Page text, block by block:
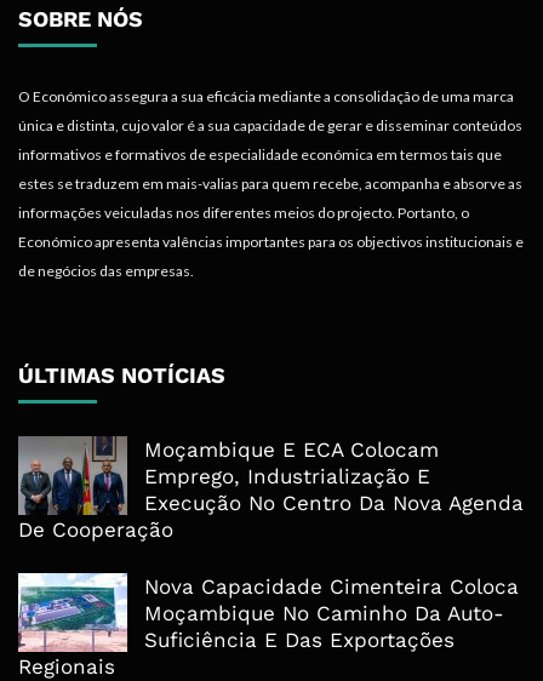
SOBRE NÓS
O Económico assegura a sua eficácia mediante a consolidação de uma marca
única e distinta, cujo valor é a sua capacidade de gerar e disseminar conteúdos
informativos e formativos de especialidade económica em termos tais que
estes se traduzem em mais-valias para quem recebe, acompanha e absorve as
informações veiculadas nos diferentes meios do projecto. Portanto, o
Económico apresenta valências importantes para os objectivos institucionais e
de negócios das empresas.
ÚLTIMAS NOTÍCIAS
Moçambique E ECA Colocam
Emprego, Industrialização E
Execução No Centro Da Nova Agenda
De Cooperação
Nova Capacidade Cimenteira Coloca
Moçambique No Caminho Da Auto-
Suficiência E Das Exportações
Regionais